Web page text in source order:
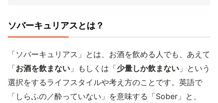
ソバーキュリアスとは？
「ソバーキュリアス」とは、お酒を飲める人でも、あえて
「お酒を飲まない 」もしくは「少量しか飲まない 」という
選択をするライフスタイルや考え方のことです。英語で
「しらふの／酔っていない」を意味する「Sober」と、